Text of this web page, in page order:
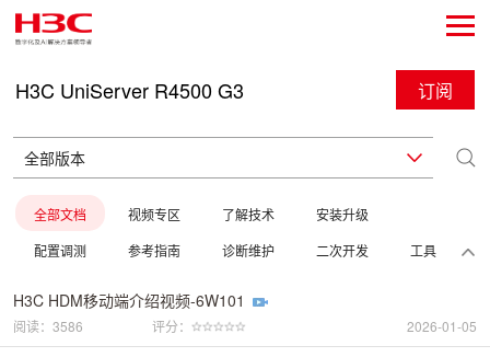
H3C UniServer R4500 G3 订阅
全部文档 视频专区 了解技术
安装升级
配置调测
参考指南 诊断维护 二次开发 工具
H3C HDM移动端介绍视频-6W101
阅读：3586 评分： 2026-01-05